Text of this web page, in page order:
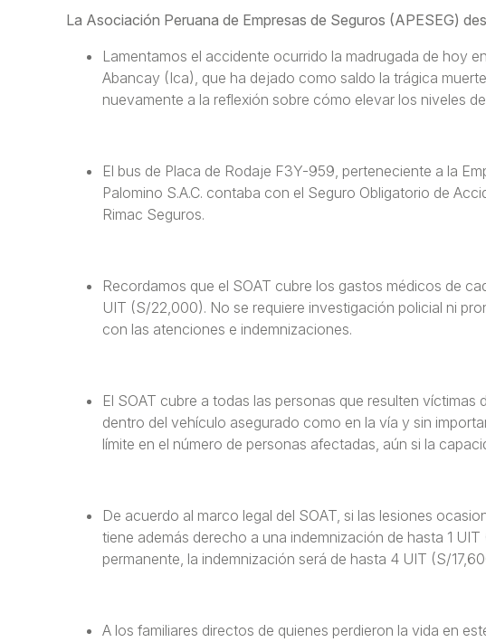
La Asociación Peruana de Empresas de Seguros (APESEG)
Lamentamos el accidente ocurrido la madrugada de hoy
Abancay (Ica), que ha dejado como saldo la trágica
nuevamente a la reflexión sobre cómo elevar los niveles
El bus de Placa de Rodaje F3Y-959, perteneciente a la
Palomino S.A.C. contaba con el Seguro Obligatorio de
Rimac Seguros.
Recordamos que el SOAT cubre los gastos médicos de
UIT (S/22,000). No se requiere investigación policial ni
con las atenciones e indemnizaciones.
El SOAT cubre a todas las personas que resulten
dentro del vehículo asegurado como en la vía y sin
límite en el número de personas afectadas, aún si la
De acuerdo al marco legal del SOAT, si las lesiones
tiene además derecho a una indemnización de hasta 1
permanente, la indemnización será de hasta 4 UIT (S/
A los familiares directos de quienes perdieron la vida en